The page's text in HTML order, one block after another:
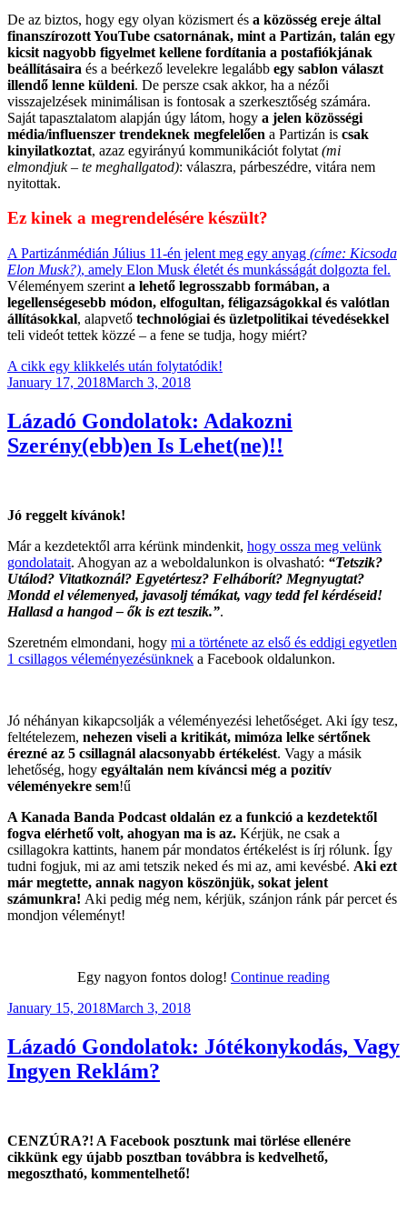
De az biztos, hogy egy olyan közismert és a közösség ereje által
finanszírozott YouTube csatornának, mint a Partizán, talán egy
kicsit nagyobb figyelmet kellene fordítania a postafiókjának
beállításaira és a beérkező levelekre legalább egy sablon választ
illendő lenne küldeni. De persze csak akkor, ha a nézői
visszajelzések minimálisan is fontosak a szerkesztőség számára.
Saját tapasztalatom alapján úgy látom, hogy a jelen közösségi
média/influenszer trendeknek megfelelően a Partizán is csak
kinyilatkoztat, azaz egyirányú kommunikációt folytat (mi
elmondjuk – te meghallgatod): válaszra, párbeszédre, vitára nem
nyitottak.
Ez kinek a megrendelésére készült?
A Partizánmédián Július 11-én jelent meg egy anyag (címe: Kicsoda
Elon Musk?), amely Elon Musk életét és munkásságát dolgozta fel.
Véleményem szerint a lehető legrosszabb formában, a
legellenségesebb módon, elfogultan, féligazságokkal és valótlan
állításokkal, alapvető technológiai és üzletpolitikai tévedésekkel
teli videót tettek közzé – a fene se tudja, hogy miért?
A cikk egy klikkelés után folytatódik!
Posted
January 17, 2018March 3, 2018
Lázadó Gondolatok: Adakozni
Szerény(ebb)en Is Lehet(ne)!!
Jó reggelt kívánok!
Már a kezdetektől arra kérünk mindenkit, hogy ossza meg velünk
gondolatait. Ahogyan az a weboldalunkon is olvasható: “Tetszik?
Utálod? Vitatkoznál? Egyetértesz? Felháborít? Megnyugtat?
Mondd el vélemenyed, javasolj témákat, vagy tedd fel kérdéseid!
Hallasd a hangod – ők is ezt teszik.”.
Szeretném elmondani, hogy mi a története az első és eddigi egyetlen
1 csillagos véleményezésünknek a Facebook oldalunkon.
Jó néhányan kikapcsolják a véleményezési lehetőséget. Aki így tesz,
feltételezem, nehezen viseli a kritikát, mimóza lelke sértőnek
érezné az 5 csillagnál alacsonyabb értékelést. Vagy a másik
lehetőség, hogy egyáltalán nem kíváncsi még a pozitív
véleményekre sem!ű
A Kanada Banda Podcast oldalán ez a funkció a kezdetektől
fogva elérhető volt, ahogyan ma is az. Kérjük, ne csak a
csillagokra kattints, hanem pár mondatos értékelést is írj rólunk. Így
tudni fogjuk, mi az ami tetszik neked és mi az, ami kevésbé. Aki ezt
már megtette, annak nagyon köszönjük, sokat jelent
számunkra! Aki pedig még nem, kérjük, szánjon ránk pár percet és
mondjon véleményt!
Egy nagyon fontos dolog! Continue reading“Lázadó
Is
Lehet(ne)!!”
Posted
January 15, 2018March 3, 2018
Lázadó Gondolatok: Jótékonykodás, Vagy
Ingyen Reklám?
CENZÚRA?! A Facebook posztunk mai törlése ellenére
cikkünk egy újabb posztban továbbra is kedvelhető,
megosztható, kommentelhető!